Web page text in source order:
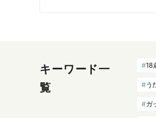
キーワード一
覧
18
う
ガ